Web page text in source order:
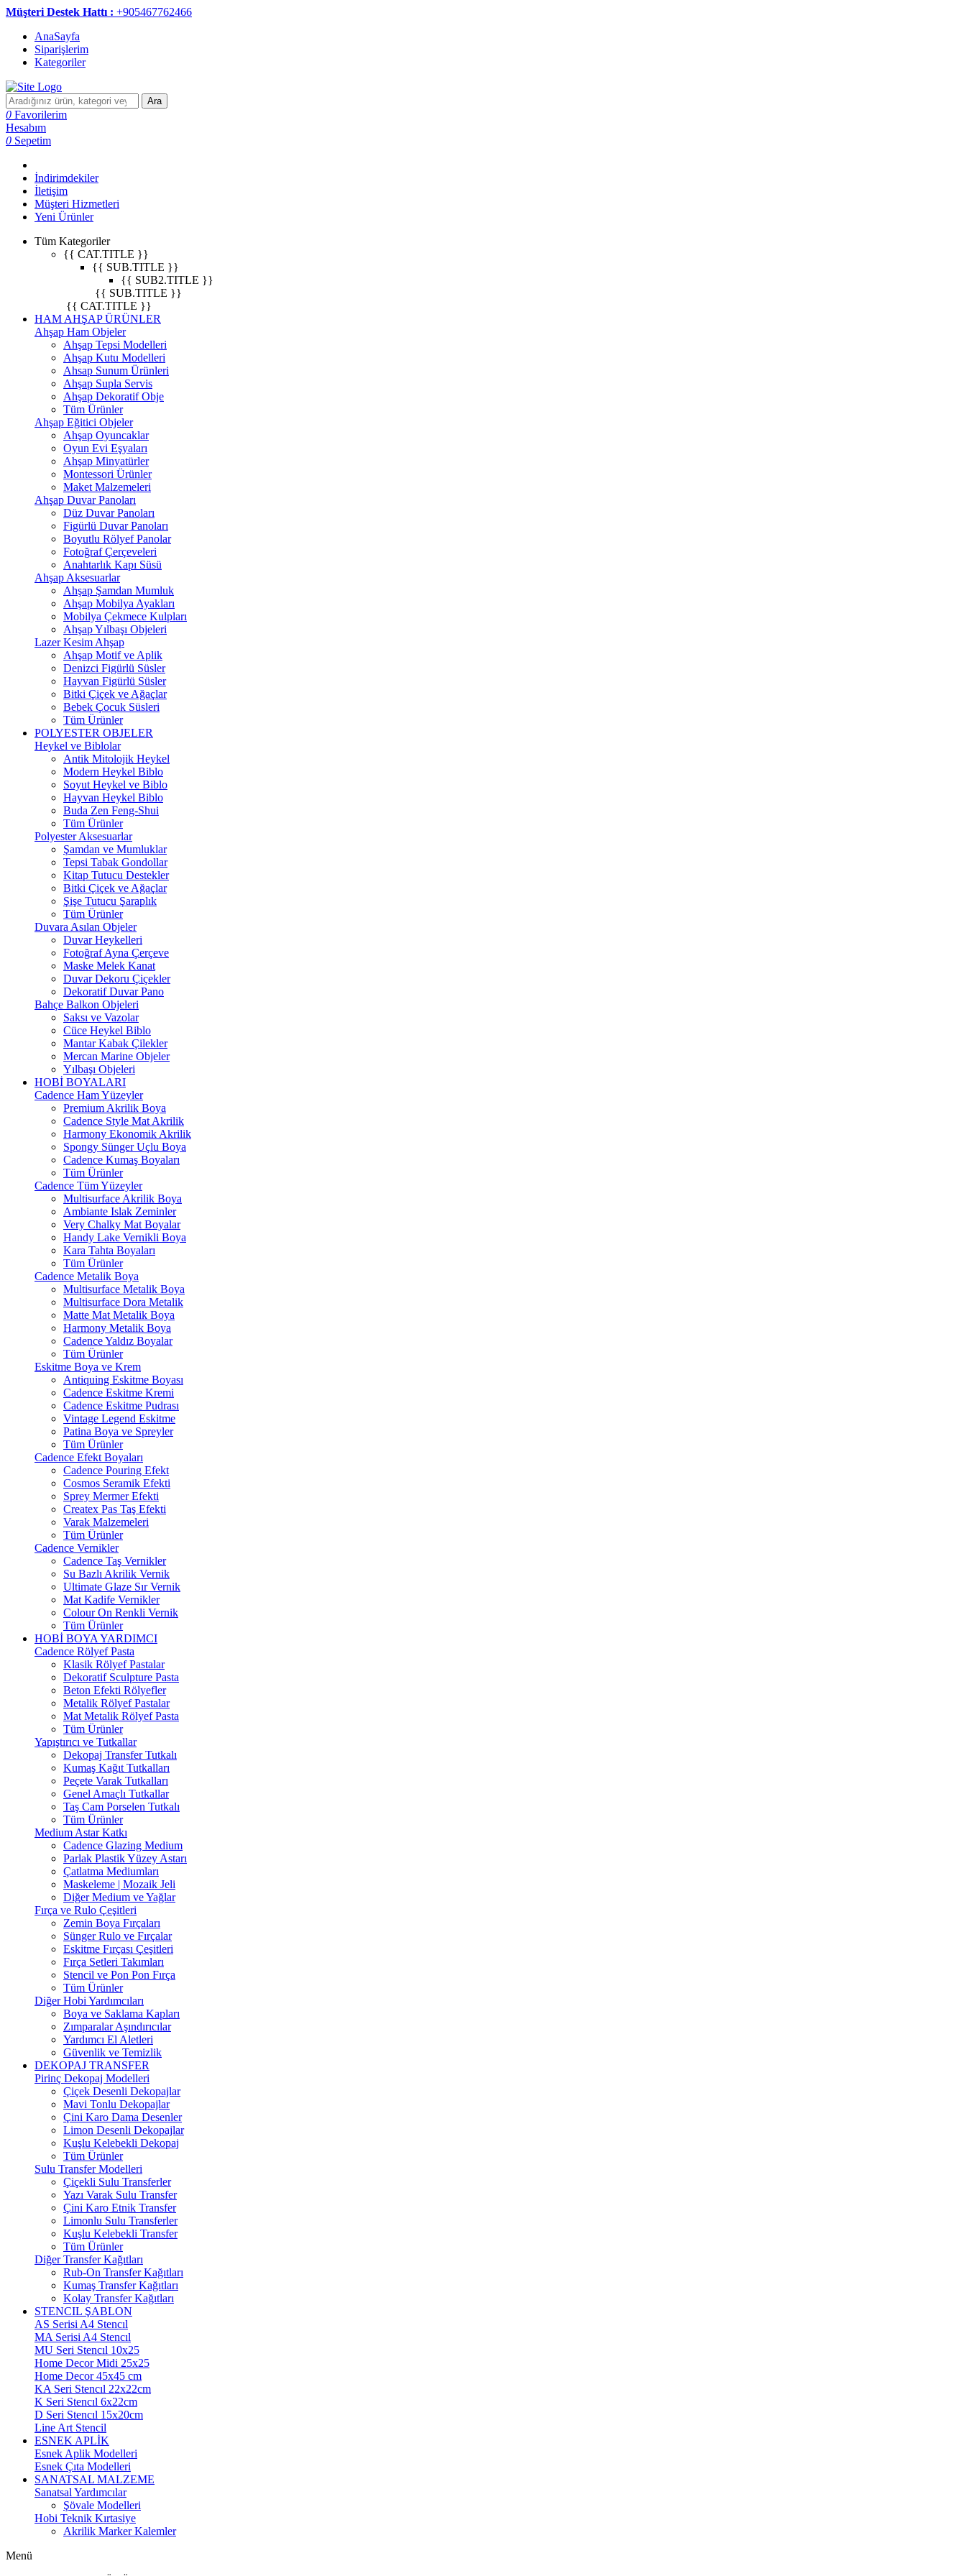
Müşteri Destek Hattı : +905467762466
AnaSayfa
Siparişlerim
Kategoriler
Ara
0 Favorilerim
Hesabım
0 Sepetim
İndirimdekiler
İletişim
Müşteri Hizmetleri
Yeni Ürünler
Tüm Kategoriler
{{ CAT.TITLE }}
{{ SUB.TITLE }}
{{ SUB2.TITLE }}
{{ SUB.TITLE }}
{{ CAT.TITLE }}
HAM AHŞAP ÜRÜNLER
Ahşap Ham Objeler
Ahşap Tepsi Modelleri
Ahşap Kutu Modelleri
Ahsap Sunum Ürünleri
Ahşap Supla Servis
Ahşap Dekoratif Obje
Tüm Ürünler
Ahşap Eğitici Objeler
Ahşap Oyuncaklar
Oyun Evi Eşyaları
Ahşap Minyatürler
Montessori Ürünler
Maket Malzemeleri
Ahşap Duvar Panoları
Düz Duvar Panoları
Figürlü Duvar Panoları
Boyutlu Rölyef Panolar
Fotoğraf Çerçeveleri
Anahtarlık Kapı Süsü
Ahşap Aksesuarlar
Ahşap Şamdan Mumluk
Ahşap Mobilya Ayakları
Mobilya Çekmece Kulpları
Ahşap Yılbaşı Objeleri
Lazer Kesim Ahşap
Ahşap Motif ve Aplik
Denizci Figürlü Süsler
Hayvan Figürlü Süsler
Bitki Çiçek ve Ağaçlar
Bebek Çocuk Süsleri
Tüm Ürünler
POLYESTER OBJELER
Heykel ve Biblolar
Antik Mitolojik Heykel
Modern Heykel Biblo
Soyut Heykel ve Biblo
Hayvan Heykel Biblo
Buda Zen Feng-Shui
Tüm Ürünler
Polyester Aksesuarlar
Şamdan ve Mumluklar
Tepsi Tabak Gondollar
Kitap Tutucu Destekler
Bitki Çiçek ve Ağaçlar
Şişe Tutucu Şaraplık
Tüm Ürünler
Duvara Asılan Objeler
Duvar Heykelleri
Fotoğraf Ayna Çerçeve
Maske Melek Kanat
Duvar Dekoru Çiçekler
Dekoratif Duvar Pano
Bahçe Balkon Objeleri
Saksı ve Vazolar
Cüce Heykel Biblo
Mantar Kabak Çilekler
Mercan Marine Objeler
Yılbaşı Objeleri
HOBİ BOYALARI
Cadence Ham Yüzeyler
Premium Akrilik Boya
Cadence Style Mat Akrilik
Harmony Ekonomik Akrilik
Spongy Sünger Uçlu Boya
Cadence Kumaş Boyaları
Tüm Ürünler
Cadence Tüm Yüzeyler
Multisurface Akrilik Boya
Ambiante Islak Zeminler
Very Chalky Mat Boyalar
Handy Lake Vernikli Boya
Kara Tahta Boyaları
Tüm Ürünler
Cadence Metalik Boya
Multisurface Metalik Boya
Multisurface Dora Metalik
Matte Mat Metalik Boya
Harmony Metalik Boya
Cadence Yaldız Boyalar
Tüm Ürünler
Eskitme Boya ve Krem
Antiquing Eskitme Boyası
Cadence Eskitme Kremi
Cadence Eskitme Pudrası
Vintage Legend Eskitme
Patina Boya ve Spreyler
Tüm Ürünler
Cadence Efekt Boyaları
Cadence Pouring Efekt
Cosmos Seramik Efekti
Sprey Mermer Efekti
Createx Pas Taş Efekti
Varak Malzemeleri
Tüm Ürünler
Cadence Vernikler
Cadence Taş Vernikler
Su Bazlı Akrilik Vernik
Ultimate Glaze Sır Vernik
Mat Kadife Vernikler
Colour On Renkli Vernik
Tüm Ürünler
HOBİ BOYA YARDIMCI
Cadence Rölyef Pasta
Klasik Rölyef Pastalar
Dekoratif Sculpture Pasta
Beton Efekti Rölyefler
Metalik Rölyef Pastalar
Mat Metalik Rölyef Pasta
Tüm Ürünler
Yapıştırıcı ve Tutkallar
Dekopaj Transfer Tutkalı
Kumaş Kağıt Tutkalları
Peçete Varak Tutkalları
Genel Amaçlı Tutkallar
Taş Cam Porselen Tutkalı
Tüm Ürünler
Medium Astar Katkı
Cadence Glazing Medium
Parlak Plastik Yüzey Astarı
Çatlatma Mediumları
Maskeleme | Mozaik Jeli
Diğer Medium ve Yağlar
Fırça ve Rulo Çeşitleri
Zemin Boya Fırçaları
Sünger Rulo ve Fırçalar
Eskitme Fırçası Çeşitleri
Fırça Setleri Takımları
Stencil ve Pon Pon Fırça
Tüm Ürünler
Diğer Hobi Yardımcıları
Boya ve Saklama Kapları
Zımparalar Aşındırıcılar
Yardımcı El Aletleri
Güvenlik ve Temizlik
DEKOPAJ TRANSFER
Pirinç Dekopaj Modelleri
Çiçek Desenli Dekopajlar
Mavi Tonlu Dekopajlar
Çini Karo Dama Desenler
Limon Desenli Dekopajlar
Kuşlu Kelebekli Dekopaj
Tüm Ürünler
Sulu Transfer Modelleri
Çiçekli Sulu Transferler
Yazı Varak Sulu Transfer
Çini Karo Etnik Transfer
Limonlu Sulu Transferler
Kuşlu Kelebekli Transfer
Tüm Ürünler
Diğer Transfer Kağıtları
Rub-On Transfer Kağıtları
Kumaş Transfer Kağıtları
Kolay Transfer Kağıtları
STENCIL ŞABLON
AS Serisi A4 Stencıl
MA Serisi A4 Stencıl
MU Seri Stencıl 10x25
Home Decor Midi 25x25
Home Decor 45x45 cm
KA Seri Stencıl 22x22cm
K Seri Stencıl 6x22cm
D Seri Stencıl 15x20cm
Line Art Stencil
ESNEK APLİK
Esnek Aplik Modelleri
Esnek Çıta Modelleri
SANATSAL MALZEME
Sanatsal Yardımcılar
Şövale Modelleri
Hobi Teknik Kırtasiye
Akrilik Marker Kalemler
Menü